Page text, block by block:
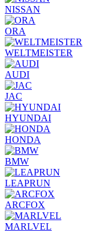
NISSAN
ORA
WELTMEISTER
AUDI
JAC
HYUNDAI
HONDA
BMW
LEAPRUN
ARCFOX
MARLVEL